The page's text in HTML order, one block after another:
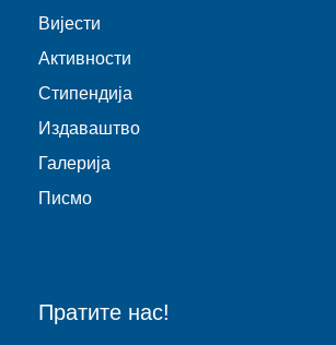
Виjести
Активности
Стипендија
Издаваштво
Галерија
Писмо
Пратите нас!